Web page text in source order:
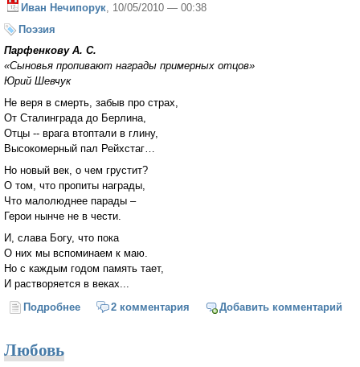
Иван Нечипорук , 10/05/2010 — 00:38
Поэзия
Парфенкову А. С.
«Сыновья пропивают награды примерных отцов»
Юрий Шевчук
Не веря в смерть, забыв про страх,
От Сталинграда до Берлина,
Отцы -- врага втоптали в глину,
Высокомерный пал Рейхстаг…
Но новый век, о чем грустит?
О том, что пропиты награды,
Что малолюднее парады –
Герои нынче не в чести.
И, слава Богу, что пока
О них мы вспоминаем к маю.
Но с каждым годом память тает,
И растворяется в веках...
Подробнее о Неблагодарность
2 комментария Добавить комментарий
Любовь